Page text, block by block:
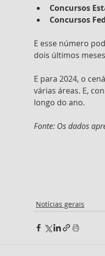
Concursos
Concursos
E esse número
dois últimos
E para 2024, o
várias áreas. E,
longo do ano.
Fonte: Os dados
Notícias gerais